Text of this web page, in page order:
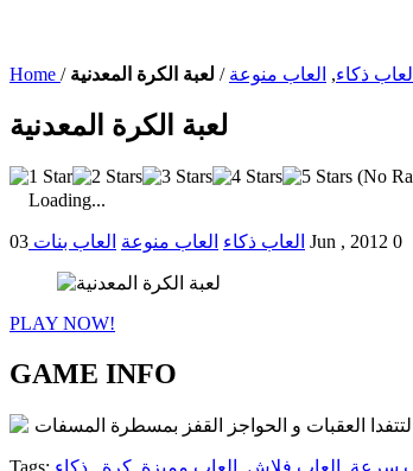
Home / العاب ذكاء, العاب منوعة / لعبة الكرة المعدنية
لعبة الكرة المعدنية
(No
Loading...
العاب ذكاء العاب منوعة العاب بنات 03 Jun , 2012 0
PLAY NOW!
GAME INFO
العقبات و الحواجز القفز بمسطرة المسفات
Tags: سرعة العاب فلاش العاب مميزة كرة . ذكاء